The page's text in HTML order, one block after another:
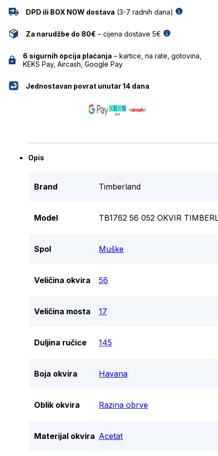
DPD ili BOX NOW dostava (3-7 radnih dana)
Za narudžbe do 80€ – cijena dostave 5€
6 sigurnih opcija plaćanja – kartice, na rate, gotovina,
KEKS Pay, Aircash, Google Pay
Jednostavan povrat unutar 14 dana
Opis
Brand Timberland
Model TB1762 56 052 OKVIR
Spol Muške
Veličina okvira 56
Veličina mosta 17
Duljina ručice 145
Boja okvira Havana
Oblik okvira Razina obrve
Materijal okvira Acetat